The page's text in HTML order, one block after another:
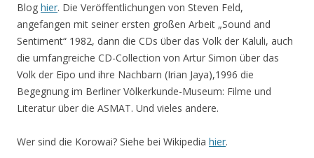
Blog hier. Die Veröffentlichungen von Steven Feld,
angefangen mit seiner ersten großen Arbeit „Sound and
Sentiment“ 1982, dann die CDs über das Volk der Kaluli, auch
die umfangreiche CD-Collection von Artur Simon über das
Volk der Eipo und ihre Nachbarn (Irian Jaya),1996 die
Begegnung im Berliner Völkerkunde-Museum: Filme und
Literatur über die ASMAT. Und vieles andere.
Wer sind die Korowai? Siehe bei Wikipedia hier.